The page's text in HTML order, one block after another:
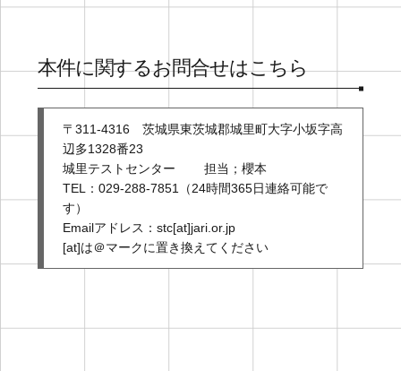
本件に関するお問合せはこちら
〒311-4316 茨城県東茨城郡城里町大字小坂字高
辺多1328番23
城里テストセンター 担当；櫻本
TEL：029-288-7851（24時間365日連絡可能で
す）
Emailアドレス：stc[at]jari.or.jp
[at]は＠マークに置き換えてください